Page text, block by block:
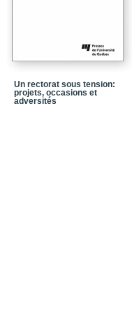
Un rectorat sous tension:
projets, occasions et
adversités